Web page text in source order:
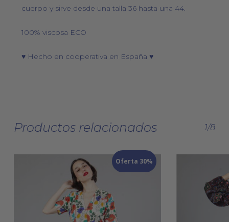
cuerpo y sirve desde una talla 36 hasta una 44.
100% viscosa ECO
♥ Hecho en cooperativa en España ♥
Productos relacionados 1/8
Oferta 30%